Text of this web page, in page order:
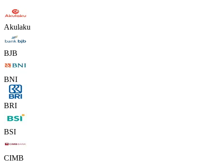
Akulaku
BJB
BNI
BRI
BSI
CIMB